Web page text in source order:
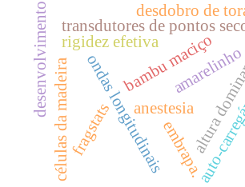
bambu maciço
auto-
ondas longitudinais
transdutores de pontos
fragstats anestesia
desdobro de
amarelinho
embrapa.
altura
células da madeira
rigidez efetiva
desenvolvimento